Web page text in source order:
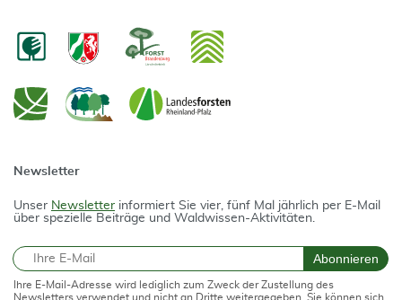
Newsletter
Unser Newsletter informiert Sie vier, fünf Mal jährlich per E-Mail
über spezielle Beiträge und Waldwissen-Aktivitäten.
E-Mail Abonnieren
Ihre E-Mail-Adresse wird lediglich zum Zweck der Zustellung des
Newsletters verwendet und nicht an Dritte weitergegeben. Sie können sich